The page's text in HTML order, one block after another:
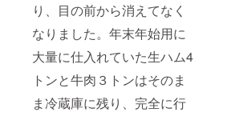
り、目の前から消えてなく
なりました。年末年始用に
大量に仕入れていた生ハム4
トンと牛肉３トンはそのま
ま冷蔵庫に残り、完全に行